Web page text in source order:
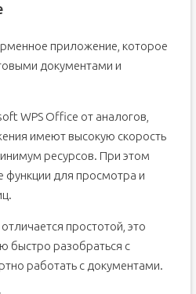
приложение, которое
документами и
WPS Office от аналогов,
имеют высокую скорость
ресурсов. При этом
для просмотра и
простотой, это
быстро разобраться с
работать с документами.